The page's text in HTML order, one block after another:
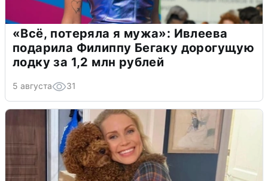
«Всё, потеряла я мужа»: Ивлеева
подарила Филиппу Бегаку дорогущую
лодку за 1,2 млн рублей
5 августа 31